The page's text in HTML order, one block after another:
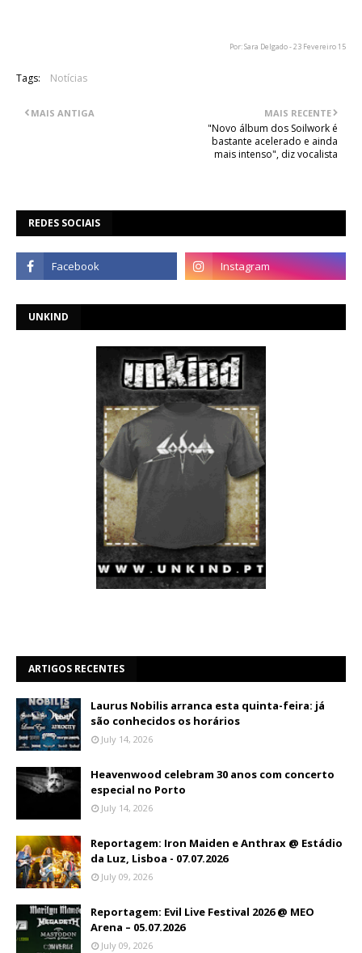
Por: Sara Delgado - 23 Fevereiro 15
Tags: Notícias
MAIS RECENTE
"Novo álbum dos Soilwork é
bastante acelerado e ainda
mais intenso", diz vocalista
MAIS ANTIGA
REDES SOCIAIS
UNKIND
ARTIGOS RECENTES
Laurus Nobilis arranca esta quinta-feira: já
são conhecidos os horários
July 14, 2026
Heavenwood celebram 30 anos com concerto
especial no Porto
July 14, 2026
Reportagem: Iron Maiden e Anthrax @ Estádio
da Luz, Lisboa - 07.07.2026
July 09, 2026
Reportagem: Evil Live Festival 2026 @ MEO
Arena – 05.07.2026
July 09, 2026